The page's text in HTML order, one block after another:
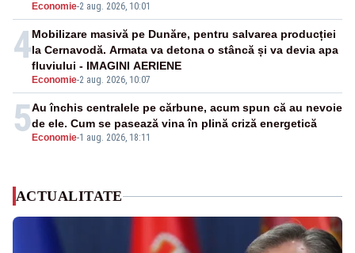
Economie-2 aug. 2026, 10:01
4
Economie-2 aug. 2026, 10:07
Mobilizare masivă pe Dunăre, pentru salvarea producției
la Cernavodă. Armata va detona o stâncă și va devia apa
fluviului - IMAGINI AERIENE
5 Economie-1 aug. 2026, 18:11
Au închis centralele pe cărbune, acum spun că au nevoie
de ele. Cum se pasează vina în plină criză energetică
ACTUALITATE